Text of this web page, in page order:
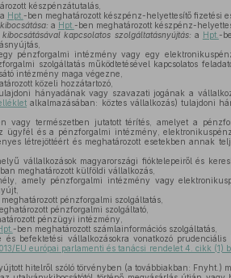
készpénzátutalás,
a Hpt. -ben meghatározott készpénz-helyettesítő fizetési
a Hpt. -ben meghatározott készpénz-
kapcsolatos szolgáltatásnyújtás: a Hpt. -
pénzforgalmi intézmény vagy egy
szolgáltatás működtetésével kapcsolatos
intézmény maga végezne,
közeli hozzátartozó,
hányadának vagy szavazati jogának a
alkalmazásában: köztes vállalkozás) tulajdoni
vagy természetben jutatott térítés, amelyet a
ügyfél és a pénzforgalmi intézmény,
létrejöttéért és meghatározott esetekben annak
vállalkozások magyarországi fióktelepeiről és
meghatározott külföldi vállalkozás,
amely pénzforgalmi intézmény vagy
pénzforgalmi szolgáltatás,
pénzforgalmi szolgáltató,
pénzügyi intézmény,
-ben meghatározott számlainformációs szolgáltatás,
és befektetési vállalkozásokra vonatkozó prudenciális
EU európai parlamenti és tanácsi rendelet 4. cikk (1)
hitelről szóló törvényben (a továbbiakban: Fnyht.)